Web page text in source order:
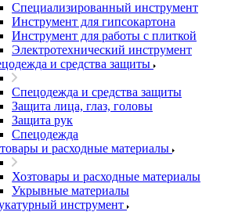
Специализированный инструмент
Инструмент для гипсокартона
Инструмент для работы с плиткой
Электротехнический инструмент
и средства защиты
Спецодежда и средства защиты
Защита лица, глаз, головы
Защита рук
Спецодежда
и расходные материалы
Хозтовары и расходные материалы
Укрывные материалы
инструмент